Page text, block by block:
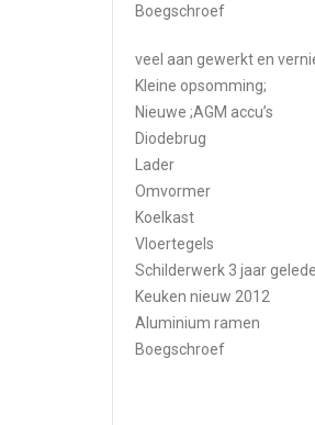
Boegschroef
veel aan gewerkt en
Kleine opsomming;
Nieuwe ;AGM accu’s
Diodebrug
Lader
Omvormer
Koelkast
Vloertegels
Schilderwerk 3 jaar
Keuken nieuw 2012
Aluminium ramen
Boegschroef